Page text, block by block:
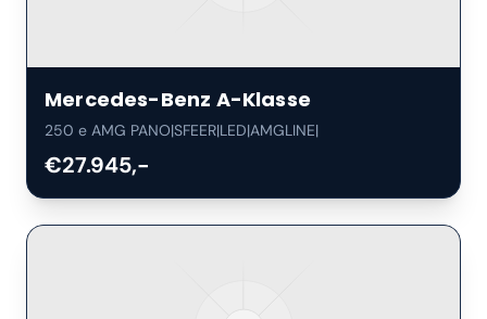
Mercedes-Benz A-Klasse
250 e AMG PANO|SFEER|LED|AMGLINE|
€27.945,-